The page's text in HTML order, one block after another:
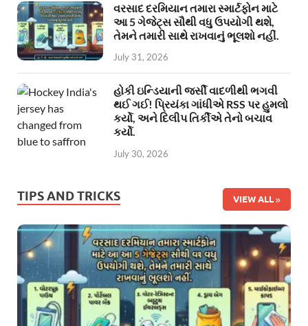
વરસાદ દરમિયાન તમારા સ્માર્ટફોન માટે
આ 5 ગેજેટ્સ સૌથી વધુ ઉપયોગી થશે,
તેમને તમારી સાથે રાખવાનું ભૂલશો નહીં.
July 31, 2026
હોકી ઇન્ડિયાની જર્સી વાદળીથી ભગવી
થઈ ગઈ! પ્રિયંકા ગાંધીએ RSS પર હુમલો
કર્યો, અને દિલીપ તિર્કીએ તેનો બચાવ
કર્યો.
July 30, 2026
TIPS AND TRICKS VIEW ALL